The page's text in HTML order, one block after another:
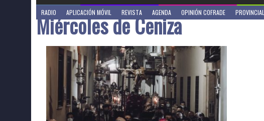
RADIO APLICACIÓN MÓVIL REVISTA AGENDA OPINIÓN COFRADE PROVINCIAL
Miércoles de Ceniza